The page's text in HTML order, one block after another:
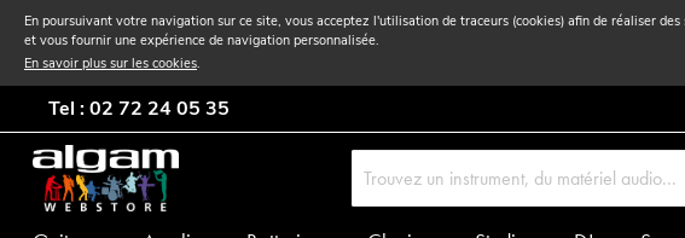
En poursuivant votre navigation sur ce site, vous acceptez l'utilisation de traceurs (cookies) afin de réaliser
et vous fournir une expérience de navigation personnalisée.
En savoir plus sur les cookies.
Tel : 02 72 24 05 35